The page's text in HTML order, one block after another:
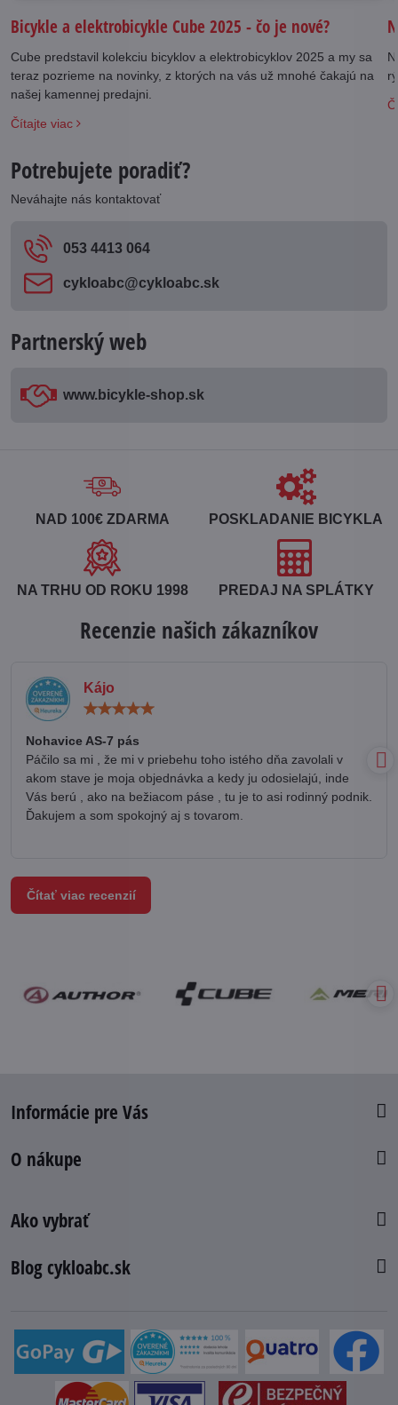
Bicykle a elektrobicykle Cube 2025 - čo je nové?
Cube predstavil kolekciu bicyklov a elektrobicyklov 2025 a my sa
teraz pozrieme na novinky, z ktorých na vás už mnohé čakajú na
našej kamennej predajni.
Čítajte viac
Potrebujete poradiť?
Neváhajte nás kontaktovať
053 4413 064
cykloabc​@cykloabc​.sk
Partnerský web
www​.bicykle-shop​.sk
NAD 100€ ZDARMA POSKLADANIE BICYKLA
NA TRHU OD ROKU 1998 PREDAJ NA SPLÁTKY
Recenzie našich zákazníkov
Kájo
Nohavice AS-7 pás
Páčilo sa mi , že mi v priebehu toho istého dňa zavolali v
akom stave je moja objednávka a kedy ju odosielajú, inde
Vás berú , ako na bežiacom páse , tu je to asi rodinný podnik.
Ďakujem a som spokojný aj s tovarom.
Čítať viac recenzií
Informácie pre Vás
O nákupe
Ako vybrať
Blog cykloabc.sk